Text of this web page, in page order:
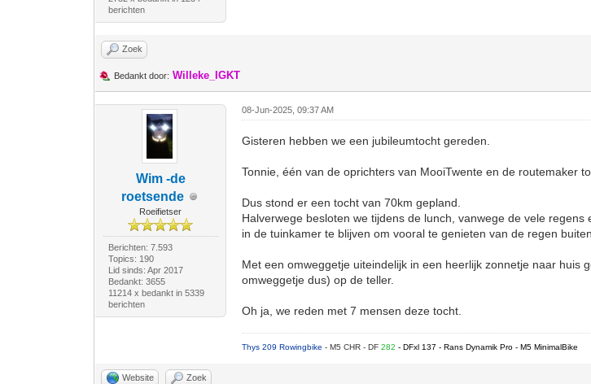
berichten
Zoek
Bedankt door: Willeke_IGKT
Wim -de
roetsende
Roeifietser
Berichten: 7.593
Topics: 190
Lid sinds: Apr 2017
Bedankt: 3655
11214 x bedankt in 5339
berichten
08-Jun-2025, 09:37 AM
Gisteren hebben we een jubileumtocht gereden.
Tonnie, één van de oprichters van MooiTwente en de routemaker
Dus stond er een tocht van 70km gepland.
Halverwege besloten we tijdens de lunch, vanwege de vele
in de tuinkamer te blijven om vooral te genieten van de regen buiten.
Met een omweggetje uiteindelijk in een heerlijk zonnetje naar huis
omweggetje dus) op de teller.
Oh ja, we reden met 7 mensen deze tocht.
Thys 209 Rowingbike- M5 CHR - DF282- DFxl 137 - Rans Dynamik Pro - M5 MinimalBike
Website Zoek